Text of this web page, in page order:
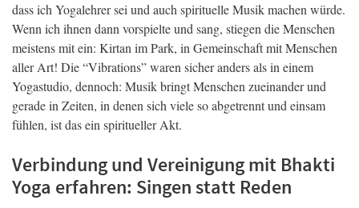
dass ich Yogalehrer sei und auch spirituelle Musik machen würde.
Wenn ich ihnen dann vorspielte und sang, stiegen die Menschen
meistens mit ein: Kirtan im Park, in Gemeinschaft mit Menschen
aller Art! Die “Vibrations” waren sicher anders als in einem
Yogastudio, dennoch: Musik bringt Menschen zueinander und
gerade in Zeiten, in denen sich viele so abgetrennt und einsam
fühlen, ist das ein spiritueller Akt.
Verbindung und Vereinigung mit Bhakti
Yoga erfahren: Singen statt Reden